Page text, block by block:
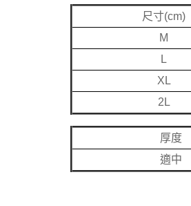
尺寸(cm)
M
L
XL
2L
厚度
適中